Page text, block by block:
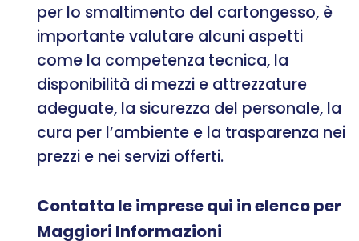
per lo smaltimento del cartongesso, è
importante valutare alcuni aspetti
come la competenza tecnica, la
disponibilità di mezzi e attrezzature
adeguate, la sicurezza del personale, la
cura per l’ambiente e la trasparenza nei
prezzi e nei servizi offerti.
Contatta le imprese qui in elenco per
Maggiori Informazioni